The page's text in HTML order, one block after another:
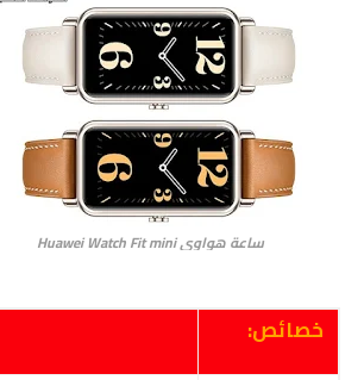
ساعة هواوي Huawei Watch Fit mini
خصائص: